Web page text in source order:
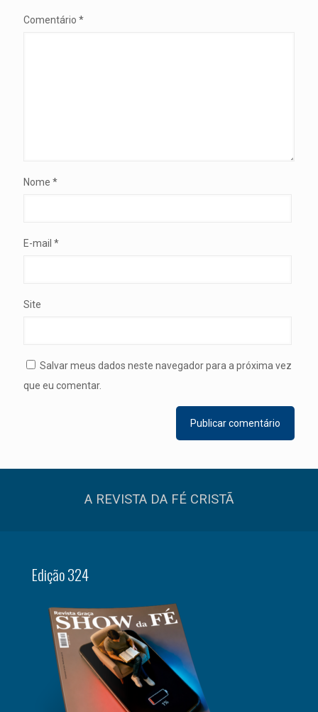
Comentário *
Nome *
E-mail *
Site
Salvar meus dados neste navegador para a próxima vez
que eu comentar.
A REVISTA DA FÉ CRISTÃ
Edição 324